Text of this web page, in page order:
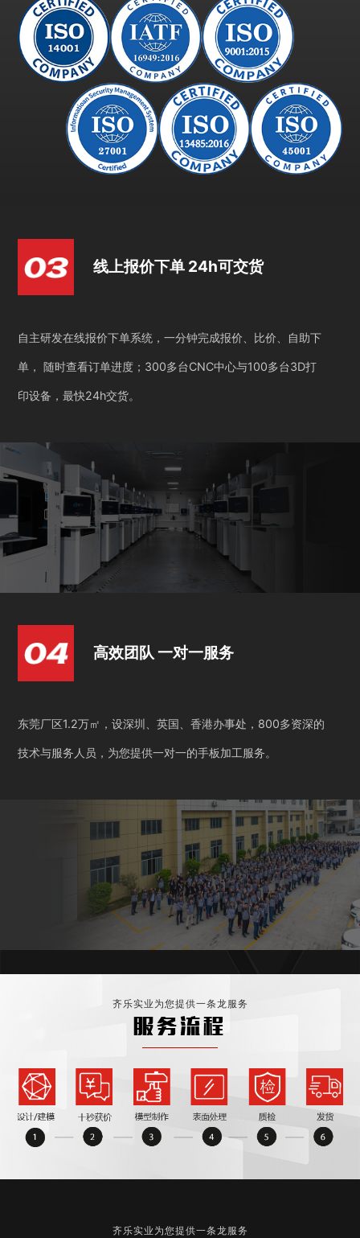
线上报价下单 24h可交货
自主研发在线报价下单系统，一分钟完成报价、比价、自助下
单， 随时查看订单进度；300多台CNC中心与100多台3D打
印设备，最快24h交货。
高效团队 一对一服务
东莞厂区1.2万㎡，设深圳、英国、香港办事处，800多资深的
技术与服务人员，为您提供一对一的手板加工服务。
齐乐实业为您提供一条龙服务
服务流程
齐乐实业为您提供一条龙服务